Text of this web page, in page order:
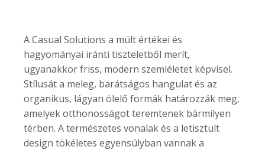
A Casual Solutions a múlt értékei és
hagyományai iránti tiszteletből merít,
ugyanakkor friss, modern szemléletet képvisel.
Stílusát a meleg, barátságos hangulat és az
organikus, lágyan ölelő formák határozzák meg,
amelyek otthonosságot teremtenek bármilyen
térben. A természetes vonalak és a letisztult
design tökéletes egyensúlyban vannak a